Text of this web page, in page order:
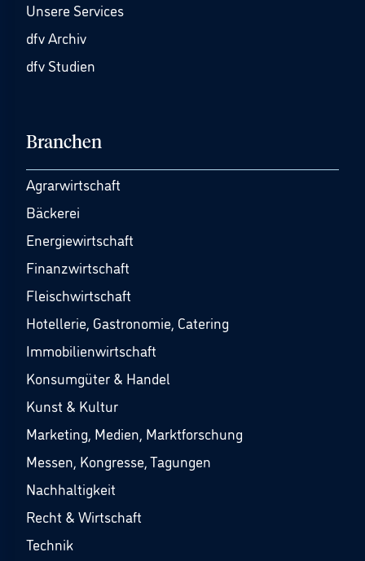
Unsere Services
dfv Archiv
dfv Studien
Branchen
Agrarwirtschaft
Bäckerei
Energiewirtschaft
Finanzwirtschaft
Fleischwirtschaft
Hotellerie, Gastronomie, Catering
Immobilienwirtschaft
Konsumgüter & Handel
Kunst & Kultur
Marketing, Medien, Marktforschung
Messen, Kongresse, Tagungen
Nachhaltigkeit
Recht & Wirtschaft
Technik